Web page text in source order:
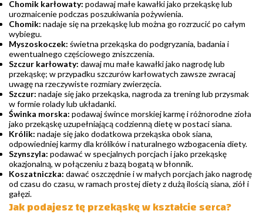
Chomik karłowaty: podawaj małe kawałki jako przekąskę lub
urozmaicenie podczas poszukiwania pożywienia.
Chomik: nadaje się na przekąskę lub można go rozrzucić po całym
wybiegu.
Myszoskoczek: świetna przekąska do podgryzania, badania i
ewentualnego częściowego zniszczenia.
Szczur karłowaty: dawaj mu małe kawałki jako nagrodę lub
przekąskę; w przypadku szczurów karłowatych zawsze zwracaj
uwagę na rzeczywiste rozmiary zwierzęcia.
Szczur: nadaje się jako przekąska, nagroda za trening lub przysmak
w formie rolady lub układanki.
Świnka morska: podawaj śwince morskiej karmę i różnorodne zioła
jako przekąskę uzupełniającą codzienną dietę w postaci siana.
Królik: nadaje się jako dodatkowa przekąska obok siana,
odpowiedniej karmy dla królików i naturalnego wzbogacenia diety.
Szynszyla: podawać w specjalnych porcjach i jako przekąskę
okazjonalną, w połączeniu z bazą bogatą w błonnik.
Koszatniczka: dawać oszczędnie i w małych porcjach jako nagrodę
od czasu do czasu, w ramach prostej diety z dużą ilością siana, ziół i
gałęzi.
Jak podajesz tę przekąskę w kształcie serca?